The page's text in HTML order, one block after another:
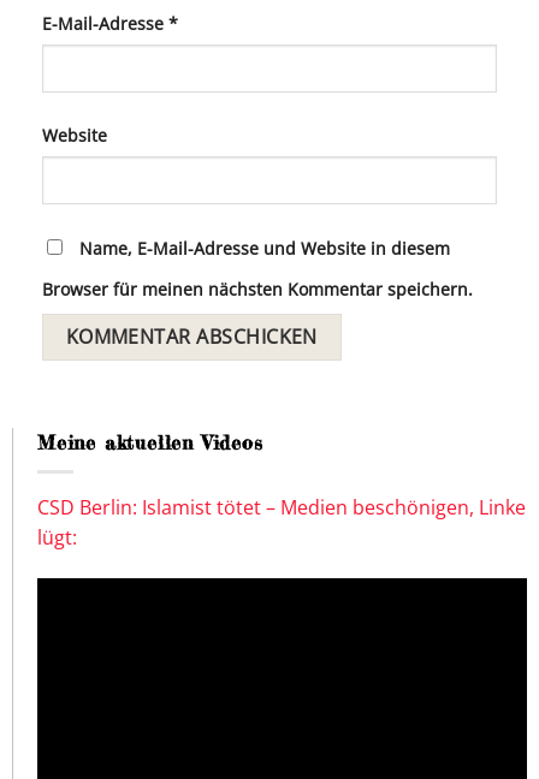
E-Mail-Adresse *
Website
Name, E-Mail-Adresse und Website in diesem
Browser für meinen nächsten Kommentar speichern.
Meine aktuellen Videos
CSD Berlin: Islamist tötet – Medien beschönigen, Linke
lügt: